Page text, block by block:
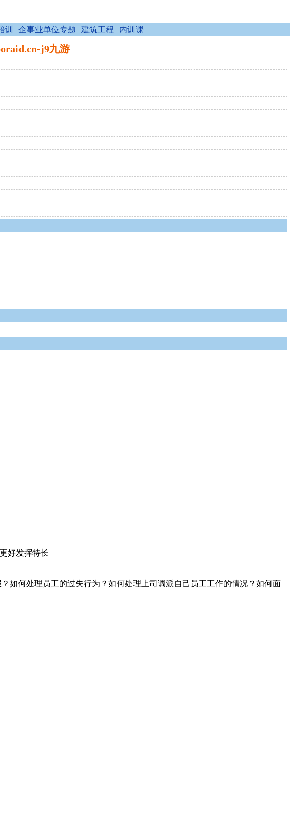
训 企事业单位专题 建筑工程 内训课
j9九游
好发挥特长
如何处理员工的过失行为？如何处理上司调派自己员工工作的情况？如何面